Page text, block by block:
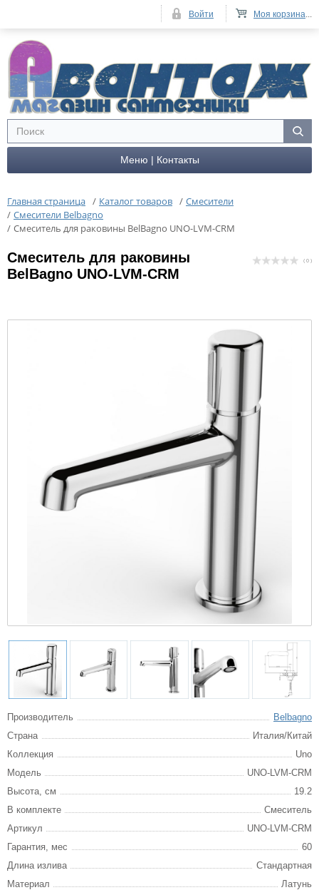
Меню | Контакты
Главная страница / Каталог товаров / Смесители
/ Смесители Belbagno
/ Смеситель для раковины BelBagno UNO-LVM-CRM
Смеситель для раковины
BelBagno UNO-LVM-CRM
( 0 )
Производитель
Belbagno
Страна
Италия/Китай
Коллекция
Uno
Модель
UNO-LVM-CRM
Высота, см
19.2
В комплекте
Смеситель
Артикул
UNO-LVM-CRM
Гарантия, мес
60
Длина излива
Стандартная
Материал
Латунь
Моя корзина...
Войти